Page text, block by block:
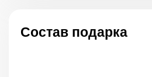
Состав подарка